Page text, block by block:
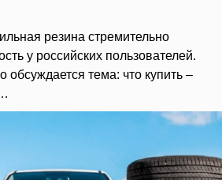
резина стремительно
у российских пользователей.
обсуждается тема: что купить –